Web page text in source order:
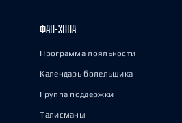
ФАН-ЗОНА
Программа лояльности
Календарь болельщика
Группа поддержки
Талисманы